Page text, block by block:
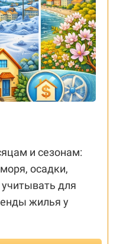
и сезонам:
осадки,
для
жилья у